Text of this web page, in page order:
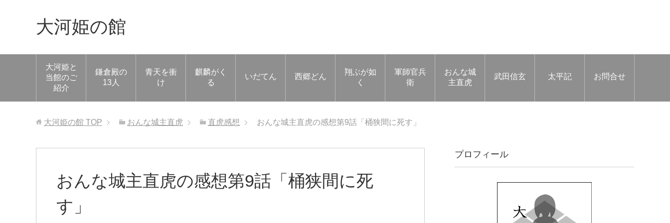
大河姫の館
大河姫と
当館のご
紹介
鎌倉殿の
13人
青天を衝
け
麒麟がく
る
いだてん 西郷どん
翔ぶが如
く
軍師官兵
衛
おんな城
主直虎
武田信玄 太平記 お問合せ
大河姫の館 TOP おんな城主直虎 直虎感想 おんな城主直虎の感想第9話「桶狭間に死す」
おんな城主直虎の感想第9話「桶狭間に死
す」
プロフィール